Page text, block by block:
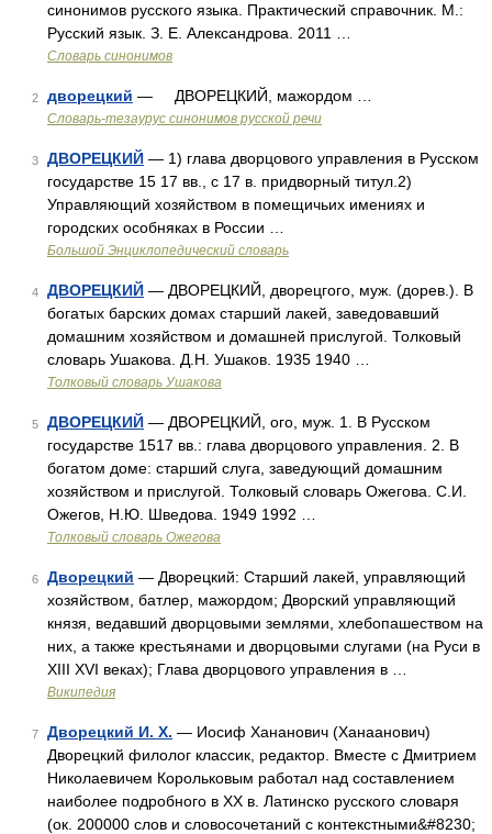
синонимов русского языка. Практический справочник. М.:
Русский язык. З. Е. Александрова. 2011 …
Словарь синонимов
2 дворецкий — ДВОРЕЦКИЙ, мажордом …
Словарь-тезаурус синонимов русской речи
3 ДВОРЕЦКИЙ — 1) глава дворцового управления в Русском
государстве 15 17 вв., с 17 в. придворный титул.2)
Управляющий хозяйством в помещичьих имениях и
городских особняках в России …
Большой Энциклопедический словарь
4 ДВОРЕЦКИЙ — ДВОРЕЦКИЙ, дворецгого, муж. (дорев.). В
богатых барских домах старший лакей, заведовавший
домашним хозяйством и домашней прислугой. Толковый
словарь Ушакова. Д.Н. Ушаков. 1935 1940 …
Толковый словарь Ушакова
5 ДВОРЕЦКИЙ — ДВОРЕЦКИЙ, ого, муж. 1. В Русском
государстве 1517 вв.: глава дворцового управления. 2. В
богатом доме: старший слуга, заведующий домашним
хозяйством и прислугой. Толковый словарь Ожегова. С.И.
Ожегов, Н.Ю. Шведова. 1949 1992 …
Толковый словарь Ожегова
6 Дворецкий — Дворецкий: Старший лакей, управляющий
хозяйством, батлер, мажордом; Дворский управляющий
князя, ведавший дворцовыми землями, хлебопашеством на
них, а также крестьянами и дворцовыми слугами (на Руси в
XIII XVI веках); Глава дворцового управления в …
Википедия
7 Дворецкий И. Х. — Иосиф Хананович (Ханаанович)
Дворецкий филолог классик, редактор. Вместе с Дмитрием
Николаевичем Корольковым работал над составлением
наиболее подробного в XX в. Латинско русского словаря
(ок. 200000 слов и словосочетаний с контекстными&#8230;